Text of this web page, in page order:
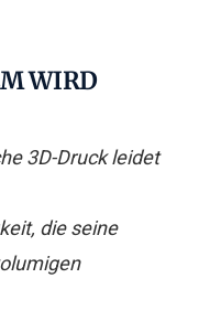
WIRD
3D-Druck leidet
die seine